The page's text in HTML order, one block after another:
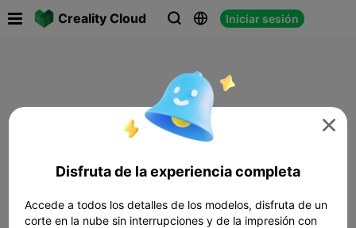
Creality Cloud   Iniciar sesión

Disfruta de la experiencia completa
Accede a todos los detalles de los modelos, disfruta de un
corte en la nube sin interrupciones y de la impresión con